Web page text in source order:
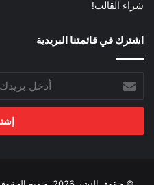
شراء القالب!
اشترك في قائمتنا البريدية
بريدك
الإلكتروني